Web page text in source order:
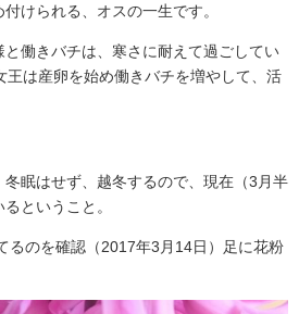
けられる、オスの一生です。
働きバチは、寒さに耐えて過ごしてい
王は産卵を始め働きバチを増やして、活
眠はせず、越冬するので、現在（3月半
ということ。
るのを確認（2017年3月14日）足に花粉